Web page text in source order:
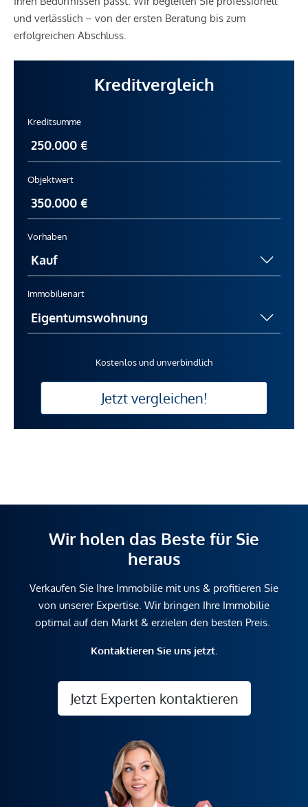
und verlässlich – von der ersten Beratung bis zum
erfolgreichen Abschluss.
Kreditvergleich
Kreditsumme
Objektwert
Vorhaben
Immobilienart
Kostenlos und unverbindlich
Jetzt vergleichen!
Wir holen das Beste für Sie
heraus
Verkaufen Sie Ihre Immobilie mit uns & profitieren Sie
von unserer Expertise. Wir bringen Ihre Immobilie
optimal auf den Markt & erzielen den besten Preis.
Kontaktieren Sie uns jetzt.
Jetzt Experten kontaktieren